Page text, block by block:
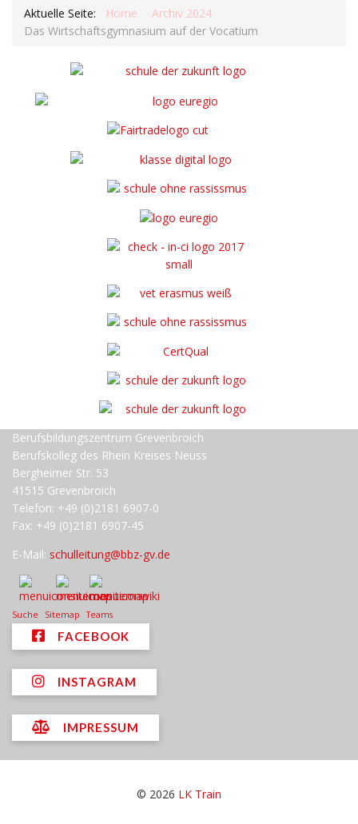
Aktuelle Seite: Home
Archiv 2024
Das Wirtschaftsgymnasium auf der Vocatium
Berufsbildungszentrum Grevenbroich
Berufskolleg des Rhein Kreises Neuss
Bergheimer Str. 53
41515 Grevenbroich
Telefon: +49 (0)2181 6907-0
Fax: +49 (0)2181 6907-45
E-Mail: schulleitung@bbz-gv.de
Suche Sitemap Teams
FACEBOOK
INSTAGRAM
IMPRESSUM
© 2026 LK Train